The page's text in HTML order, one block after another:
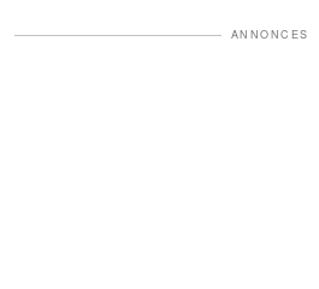
ANNONCES